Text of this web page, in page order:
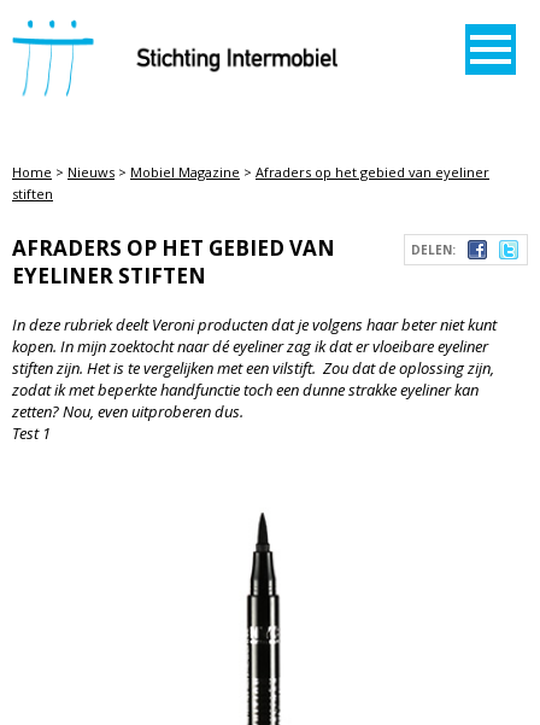
STICHTING INTERMOBIEL
Home > Nieuws > Mobiel Magazine > Afraders op het gebied van eyeliner
stiften
DELEN:
AFRADERS OP HET GEBIED VAN
EYELINER STIFTEN
In deze rubriek deelt Veroni producten dat je volgens haar beter niet kunt
kopen. In mijn zoektocht naar dé eyeliner zag ik dat er vloeibare eyeliner
stiften zijn. Het is te vergelijken met een vilstift. Zou dat de oplossing zijn,
zodat ik met beperkte handfunctie toch een dunne strakke eyeliner kan
zetten? Nou, even uitproberen dus.
Test 1